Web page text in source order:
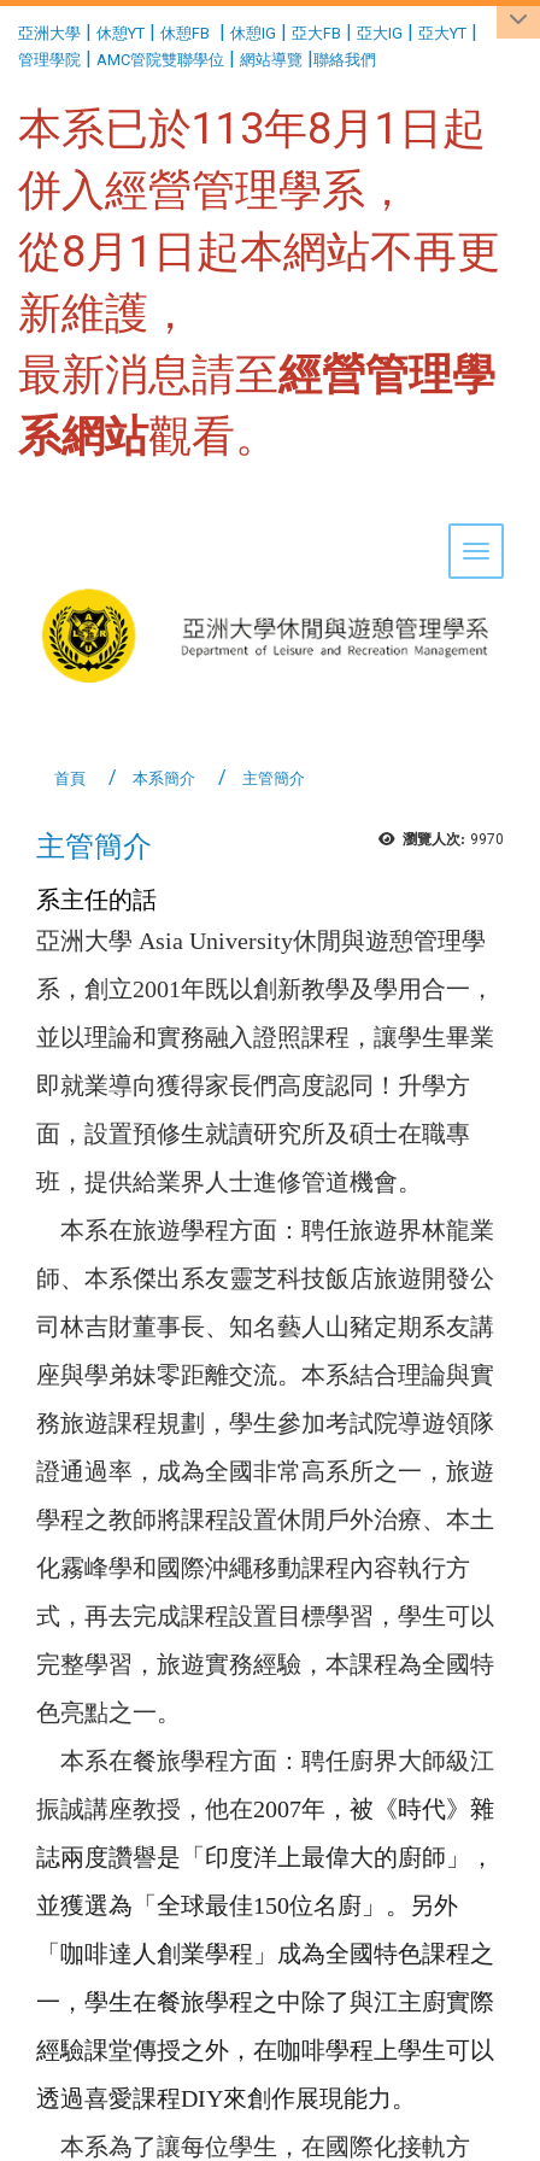
亞洲大學 | 休憩YT | 休憩FB | 休憩IG | 亞大FB | 亞大IG | 亞大YT |
管理學院 | AMC管院雙聯學位 | 網站導覽 |聯絡我們
本系已於113年8月1日起
併入經營管理學系，
從8月1日起本網站不再更
新維護，
最新消息請至經營管理學
系網站觀看。
Toggle
首頁 本系簡介 主管簡介
瀏覽人次: 9970
主管簡介
系主任的話
亞洲大學 Asia University休閒與遊憩管理學
系，創立2001年既以創新教學及學用合一，
並以理論和實務融入證照課程，讓學生畢業
即就業導向獲得家長們高度認同！升學方
面，設置預修生就讀研究所及碩士在職專
班，提供給業界人士進修管道機會。
本系在旅遊學程方面：聘任旅遊界林龍業
師、本系傑出系友靈芝科技飯店旅遊開發公
司林吉財董事長、知名藝人山豬定期系友講
座與學弟妹零距離交流。本系結合理論與實
務旅遊課程規劃，學生參加考試院導遊領隊
證通過率，成為全國非常高系所之一，旅遊
學程之教師將課程設置休閒戶外治療、本土
化霧峰學和國際沖繩移動課程內容執行方
式，再去完成課程設置目標學習，學生可以
完整學習，旅遊實務經驗，本課程為全國特
色亮點之一。
本系在餐旅學程方面：聘任廚界大師級江
振誠講座教授，他在2007年，被《時代》雜
誌兩度讚譽是「印度洋上最偉大的廚師」，
並獲選為「全球最佳150位名廚」。另外
「咖啡達人創業學程」成為全國特色課程之
一，學生在餐旅學程之中除了與江主廚實際
經驗課堂傳授之外，在咖啡學程上學生可以
透過喜愛課程DIY來創作展現能力。
本系為了讓每位學生，在國際化接軌方